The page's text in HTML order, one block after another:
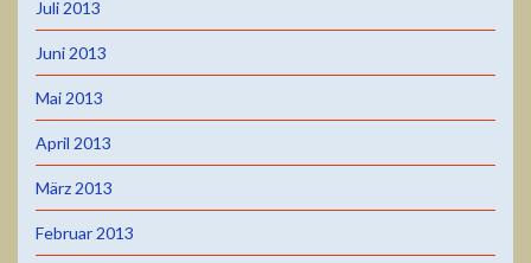
Juli 2013
Juni 2013
Mai 2013
April 2013
März 2013
Februar 2013